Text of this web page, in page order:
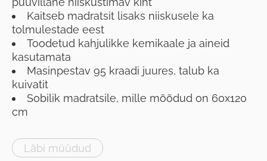
Kaitseb madratsit lisaks niiskusele ka
tolmulestade eest
Toodetud kahjulikke kemikaale ja aineid
kasutamata
Masinpestav 95 kraadi juures, talub ka
kuivatit
Sobilik madratsile, mille mõõdud on 60x120
cm
Läbi müüdud